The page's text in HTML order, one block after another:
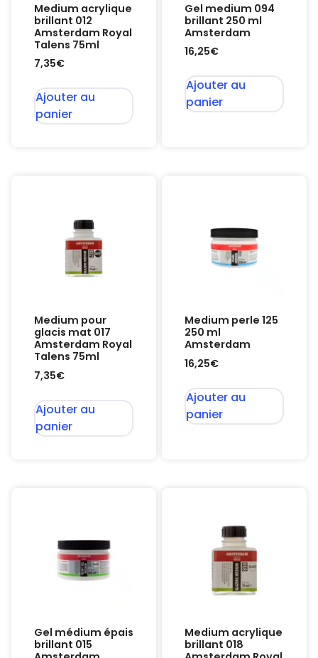
Medium acrylique
brillant 012
Amsterdam Royal
Talens 75ml
7,35€
Ajouter au
panier
Gel medium 094
brillant 250 ml
Amsterdam
16,25€
Ajouter au
panier
Medium pour
glacis mat 017
Amsterdam Royal
Talens 75ml
7,35€
Ajouter au
panier
Medium perle 125
250 ml
Amsterdam
16,25€
Ajouter au
panier
Gel médium épais
brillant 015
Medium acrylique
brillant 018